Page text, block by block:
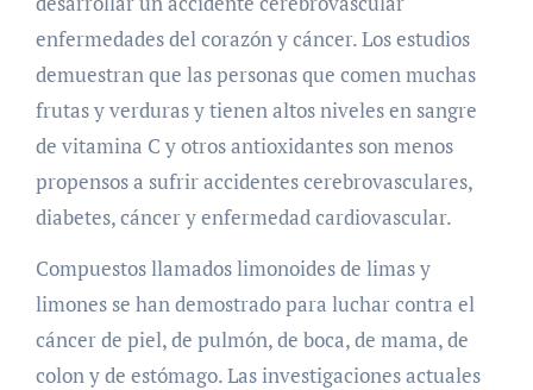
enfermedades del corazón y cáncer. Los estudios
demuestran que las personas que comen muchas
frutas y verduras y tienen altos niveles en sangre
de vitamina C y otros antioxidantes son menos
propensos a sufrir accidentes cerebrovasculares,
diabetes, cáncer y enfermedad cardiovascular.
Compuestos llamados limonoides de limas y
limones se han demostrado para luchar contra el
cáncer de piel, de pulmón, de boca, de mama, de
colon y de estómago. Las investigaciones actuales